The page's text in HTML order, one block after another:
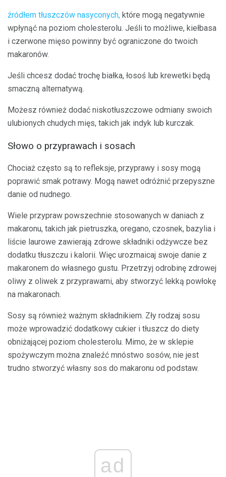
źródłem tłuszczów nasyconych, które mogą negatywnie
wpłynąć na poziom cholesterolu. Jeśli to możliwe, kiełbasa
i czerwone mięso powinny być ograniczone do twoich
makaronów.
Jeśli chcesz dodać trochę białka, łosoś lub krewetki będą
smaczną alternatywą.
Możesz również dodać niskotłuszczowe odmiany swoich
ulubionych chudych mięs, takich jak indyk lub kurczak.
Słowo o przyprawach i sosach
Chociaż często są to refleksje, przyprawy i sosy mogą
poprawić smak potrawy. Mogą nawet odróżnić przepyszne
danie od nudnego.
Wiele przypraw powszechnie stosowanych w daniach z
makaronu, takich jak pietruszka, oregano, czosnek, bazylia i
liście laurowe zawierają zdrowe składniki odżywcze bez
dodatku tłuszczu i kalorii. Więc urozmaicaj swoje danie z
makaronem do własnego gustu. Przetrzyj odrobinę zdrowej
oliwy z oliwek z przyprawami, aby stworzyć lekką powłokę
na makaronach.
Sosy są również ważnym składnikiem. Zły rodzaj sosu
może wprowadzić dodatkowy cukier i tłuszcz do diety
obniżającej poziom cholesterolu. Mimo, że w sklepie
spożywczym można znaleźć mnóstwo sosów, nie jest
trudno stworzyć własny sos do makaronu od podstaw.
ad